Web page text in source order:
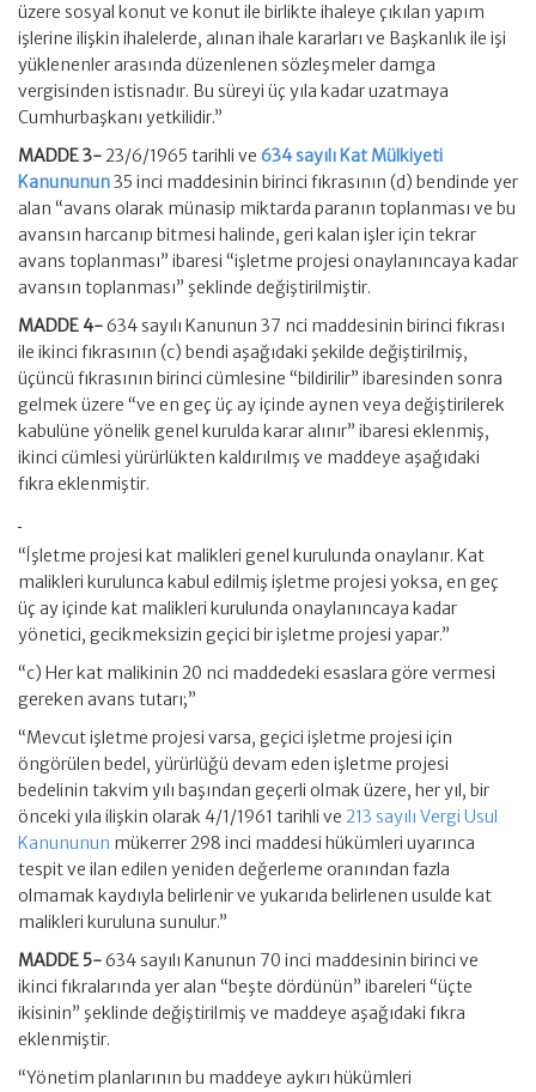
üzere sosyal konut ve konut ile birlikte ihaleye çıkılan yapım
işlerine ilişkin ihalelerde, alınan ihale kararları ve Başkanlık ile işi
yüklenenler arasında düzenlenen sözleşmeler damga
vergisinden istisnadır. Bu süreyi üç yıla kadar uzatmaya
Cumhurbaşkanı yetkilidir.”
MADDE 3-23/6/1965 tarihli ve 634 sayılı Kat Mülkiyeti
Kanununun35 inci maddesinin birinci fıkrasının (d) bendinde yer
alan “avans olarak münasip miktarda paranın toplanması ve bu
avansın harcanıp bitmesi halinde, geri kalan işler için tekrar
avans toplanması” ibaresi “işletme projesi onaylanıncaya kadar
avansın toplanması” şeklinde değiştirilmiştir.
MADDE 4-634 sayılı Kanunun 37 nci maddesinin birinci fıkrası
ile ikinci fıkrasının (c) bendi aşağıdaki şekilde değiştirilmiş,
üçüncü fıkrasının birinci cümlesine “bildirilir” ibaresinden sonra
gelmek üzere “ve en geç üç ay içinde aynen veya değiştirilerek
kabulüne yönelik genel kurulda karar alınır” ibaresi eklenmiş,
ikinci cümlesi yürürlükten kaldırılmış ve maddeye aşağıdaki
fıkra eklenmiştir.
“İşletme projesi kat malikleri genel kurulunda onaylanır. Kat
malikleri kurulunca kabul edilmiş işletme projesi yoksa, en geç
üç ay içinde kat malikleri kurulunda onaylanıncaya kadar
yönetici, gecikmeksizin geçici bir işletme projesi yapar.”
“c) Her kat malikinin 20 nci maddedeki esaslara göre vermesi
gereken avans tutarı;”
“Mevcut işletme projesi varsa, geçici işletme projesi için
öngörülen bedel, yürürlüğü devam eden işletme projesi
bedelinin takvim yılı başından geçerli olmak üzere, her yıl, bir
önceki yıla ilişkin olarak 4/1/1961 tarihli ve 213 sayılı Vergi Usul
Kanununun mükerrer 298 inci maddesi hükümleri uyarınca
tespit ve ilan edilen yeniden değerleme oranından fazla
olmamak kaydıyla belirlenir ve yukarıda belirlenen usulde kat
malikleri kuruluna sunulur.”
MADDE 5-634 sayılı Kanunun 70 inci maddesinin birinci ve
ikinci fıkralarında yer alan “beşte dördünün” ibareleri “üçte
ikisinin” şeklinde değiştirilmiş ve maddeye aşağıdaki fıkra
eklenmiştir.
“Yönetim planlarının bu maddeye aykırı hükümleri